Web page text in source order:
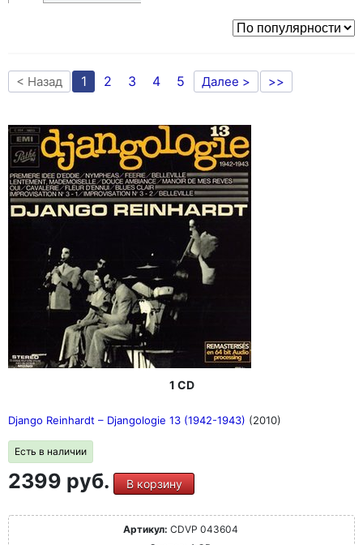
< Назад 1 2 3 4 5 Далее > >>
1 CD
Django Reinhardt ‎– Djangologie 13 (1942-1943) (2010)
Есть в наличии
2399 руб. В корзину
Артикул: CDVP 043604